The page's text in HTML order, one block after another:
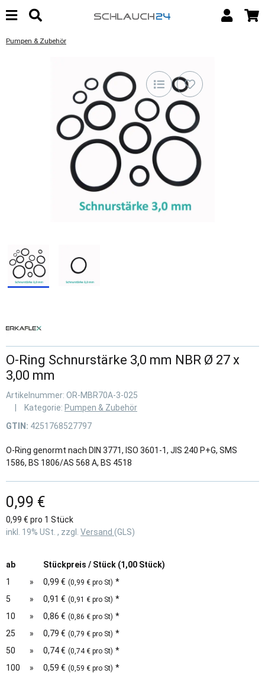
Pumpen & Zubehör
O-Ring Schnurstärke 3,0 mm NBR Ø 27 x
3,00 mm
Artikelnummer: OR-MBR70A-3-025
Kategorie: Pumpen & Zubehör
GTIN: 4251768527797
O-Ring genormt nach DIN 3771, ISO 3601-1, JIS 240 P+G, SMS
1586, BS 1806/AS 568 A, BS 4518
0,99 €
0,99 € pro 1 Stück
inkl. 19% USt. , zzgl. Versand (GLS)
ab
Stückpreis / Stück (1,00 Stück)
1
» 0,99 € (0,99 € pro St) *
5
» 0,91 € (0,91 € pro St) *
10
» 0,86 € (0,86 € pro St) *
25
» 0,79 € (0,79 € pro St) *
50
» 0,74 € (0,74 € pro St) *
100
» 0,59 € (0,59 € pro St) *